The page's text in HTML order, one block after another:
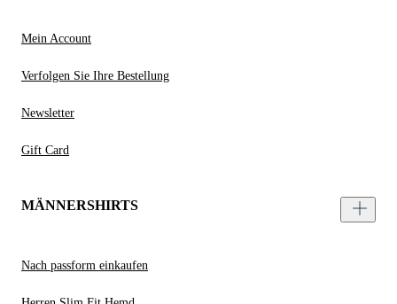
Mein Account
Verfolgen Sie Ihre Bestellung
Newsletter
Gift Card
MÄNNERSHIRTS
Nach passform einkaufen